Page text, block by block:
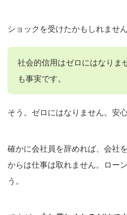
ショックを受けたかもしれませ
社会的信用はゼロにはなりま
も事実です。
そう。ゼロにはなりません。安
確かに会社員を辞めれば、会社
からは仕事は取れません。ロー
う。